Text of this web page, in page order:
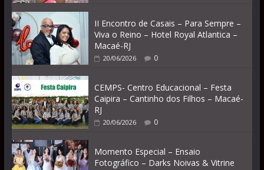
II Encontro de Casais – Para Sempre –
Viva o Reino – Hotel Royal Atlantica –
Macaé-RJ
20/06/2026 0
CEMPS- Centro Educacional – Festa
Caipira – Cantinho dos Filhos – Macaé-
RJ
20/06/2026 0
Momento Especial – Ensaio
Fotográfico – Darks Noivas & Vitrine